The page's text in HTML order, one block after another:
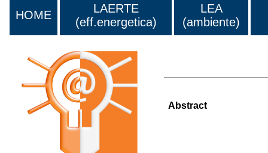
HOME
LAERTE
(eff.energetica)
LEA
(ambiente)
Abstract